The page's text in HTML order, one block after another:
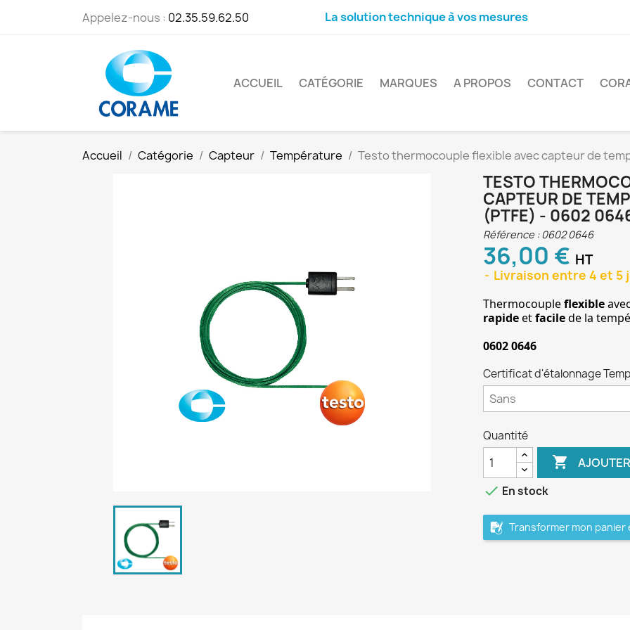
Appelez-nous : 02.35.59.62.50 La solution technique à vos mesures
ACCUEIL CATÉGORIE MARQUES A PROPOS CONTACT
Accueil Catégorie Capteur Température Testo thermocouple flexible avec capteur de
TESTO
CAPTEUR DE
(PTFE) - 0602
Référence : 0602 0646
36,00 € HT
Livraison entre 4 et 5
Thermocouple flexible
rapide et facile de la
0602 0646
Certificat d'étalonnage
Quantité

done En stock
Transformer mon panier